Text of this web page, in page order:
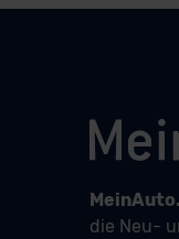
die Neu-